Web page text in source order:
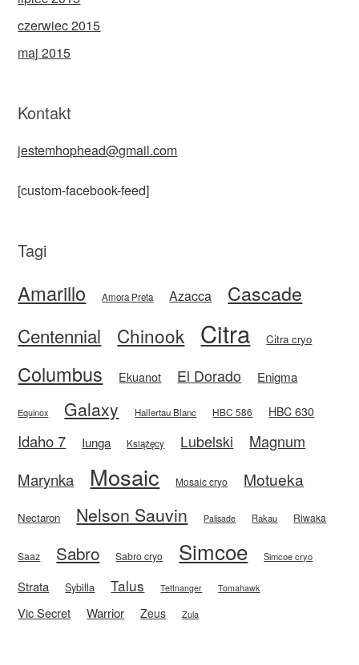
czerwiec 2015
maj 2015
Kontakt
jestemhophead@gmail.com
[custom-facebook-feed]
Tagi
Amarillo Amora Preta Azacca Cascade
Centennial Chinook Citra Citra cryo
Columbus Ekuanot El Dorado Enigma
Equinox Galaxy Hallertau Blanc HBC 586 HBC 630
Idaho 7 Iunga Książęcy Lubelski
Magnum
Marynka
Mosaic Mosaic cryo Motueka
Nectaron Nelson Sauvin Palisade Rakau Riwaka
Saaz Sabro Sabro cryo Simcoe Simcoe cryo
Strata Sybilla Talus Tettnanger Tomahawk
Vic Secret Warrior Zeus Zula